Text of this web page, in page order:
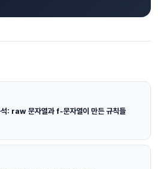
석: raw 문자열과 f-문자열이 만든 규칙들